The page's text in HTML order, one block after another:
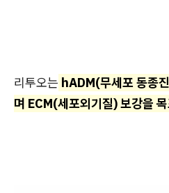
리투오는 hADM(무세포 동종
며 ECM(세포외기질) 보강을